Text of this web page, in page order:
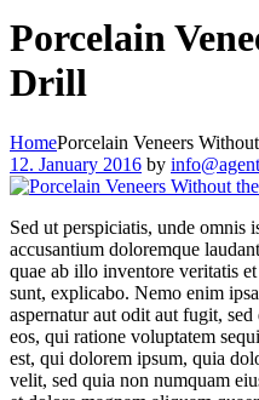
Porcelain
Drill
HomePorcelain Veneers
12. January 2016 by
Sed ut perspiciatis, unde omnis
accusantium doloremque
quae ab illo inventore veritatis
sunt, explicabo. Nemo enim
aspernatur aut odit aut fugit,
eos, qui ratione voluptatem
est, qui dolorem ipsum, quia
velit, sed quia non numquam